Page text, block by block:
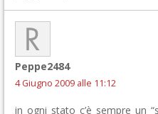
Peppe2484
4 Giugno 2009 alle 11:12
in ogni stato c’è sempre un